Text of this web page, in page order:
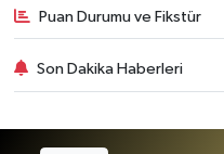
Puan Durumu ve Fikstür
Son Dakika Haberleri